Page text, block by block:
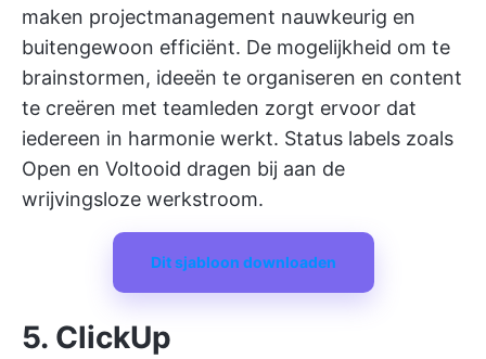
maken projectmanagement nauwkeurig en
buitengewoon efficiënt. De mogelijkheid om te
brainstormen, ideeën te organiseren en content
te creëren met teamleden zorgt ervoor dat
iedereen in harmonie werkt. Status labels zoals
Open en Voltooid dragen bij aan de
wrijvingsloze werkstroom.
Dit sjabloon downloaden
5. ClickUp